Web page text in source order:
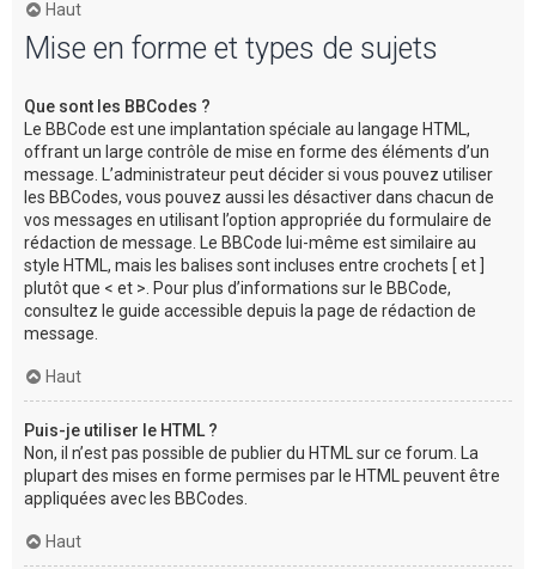
Haut
Mise en forme et types de sujets
Que sont les BBCodes ?
Le BBCode est une implantation spéciale au langage HTML,
offrant un large contrôle de mise en forme des éléments d’un
message. L’administrateur peut décider si vous pouvez utiliser
les BBCodes, vous pouvez aussi les désactiver dans chacun de
vos messages en utilisant l’option appropriée du formulaire de
rédaction de message. Le BBCode lui-même est similaire au
style HTML, mais les balises sont incluses entre crochets [ et ]
plutôt que < et >. Pour plus d’informations sur le BBCode,
consultez le guide accessible depuis la page de rédaction de
message.
Haut
Puis-je utiliser le HTML ?
Non, il n’est pas possible de publier du HTML sur ce forum. La
plupart des mises en forme permises par le HTML peuvent être
appliquées avec les BBCodes.
Haut